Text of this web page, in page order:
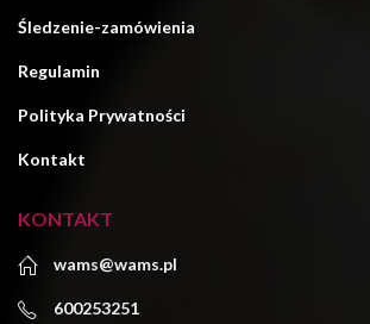
Śledzenie-zamówienia
Regulamin
Polityka Prywatności
Kontakt
KONTAKT
wams@wams.pl
600253251